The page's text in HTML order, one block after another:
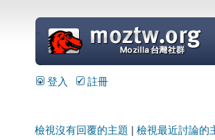
=
登入 註冊
檢視沒有回覆的主題 檢視最近討論的